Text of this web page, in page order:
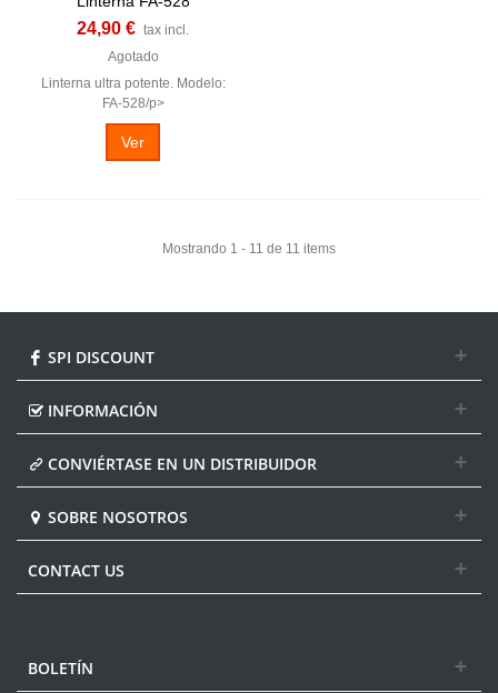
24,90 € tax incl.
Agotado
Linterna ultra potente. Modelo:
FA-528/p>
Ver
Mostrando 1 - 11 de 11 items
SPI DISCOUNT
INFORMACIÓN
CONVIÉRTASE EN UN DISTRIBUIDOR
SOBRE NOSOTROS
CONTACT US
BOLETÍN